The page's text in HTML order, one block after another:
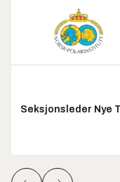
Seksjonsleder Nye